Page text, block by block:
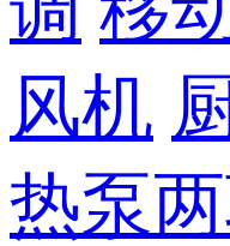
风机
热泵